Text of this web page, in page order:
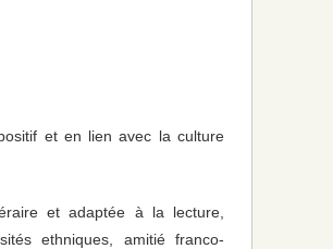
et en lien avec la culture
et adaptée à la lecture,
ethniques, amitié franco-